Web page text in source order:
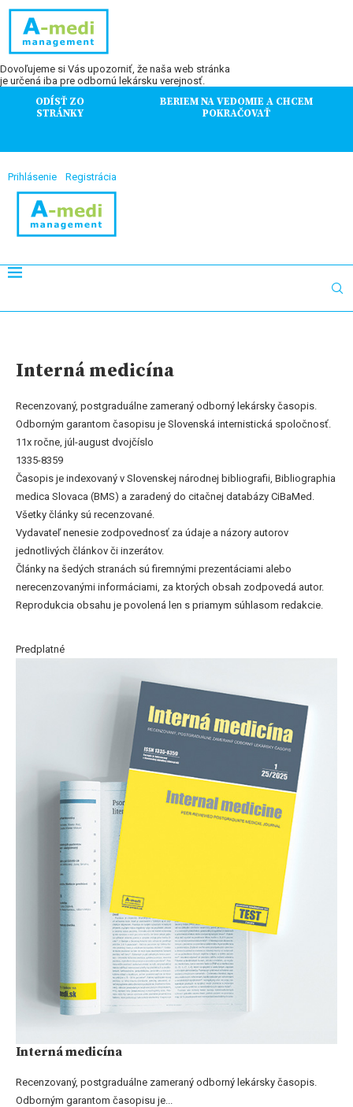
Dovoľujeme si Vás upozorniť, že naša web stránka
je určená iba pre odbornú lekársku verejnosť.
ODÍSŤ ZO
STRÁNKY
BERIEM NA VEDOMIE A CHCEM
POKRAČOVAŤ
Prihlásenie Registrácia
Interná medicína
Recenzovaný, postgraduálne zameraný odborný lekársky časopis.
Odborným garantom časopisu je Slovenská internistická spoločnosť.
11x ročne, júl-august dvojčíslo
1335-8359
Časopis je indexovaný v Slovenskej národnej bibliografii, Bibliographia
medica Slovaca (BMS) a zaradený do citačnej databázy CiBaMed.
Všetky články sú recenzované.
Vydavateľ nenesie zodpovednosť za údaje a názory autorov
jednotlivých článkov či inzerátov.
Články na šedých stranách sú firemnými prezentáciami alebo
nerecenzovanými informáciami, za ktorých obsah zodpovedá autor.
Reprodukcia obsahu je povolená len s priamym súhlasom redakcie.
Predplatné
Interná medicína
Recenzovaný, postgraduálne zameraný odborný lekársky časopis.
Odborným garantom časopisu je...